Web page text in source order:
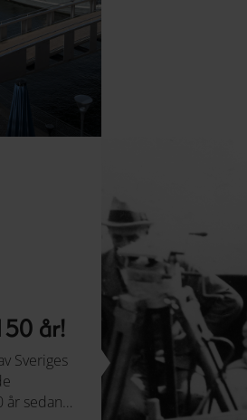
år!
Sveriges
år sedan